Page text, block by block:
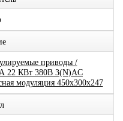
приводы /
А 22 КВт 380В 3(N)AC
модуляция 450x300x247